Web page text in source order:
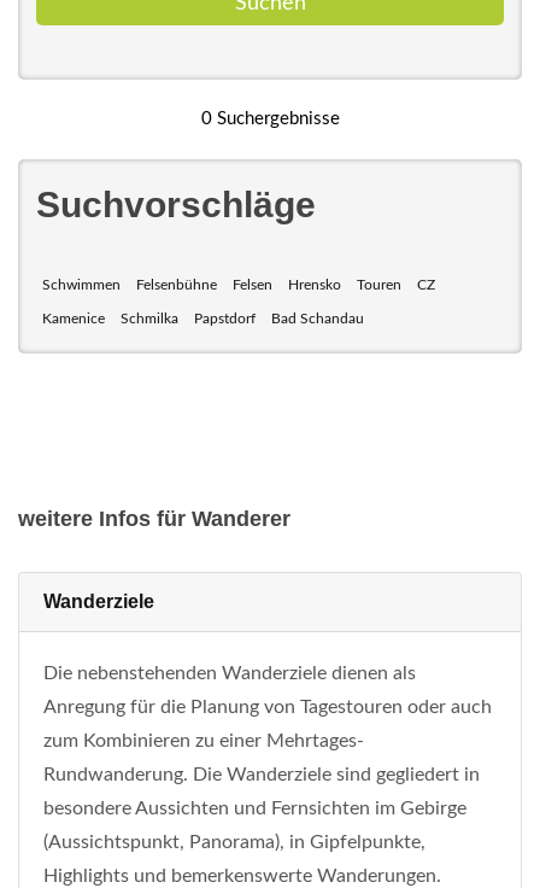
0 Suchergebnisse
Suchvorschläge
Schwimmen Felsenbühne Felsen Hrensko Touren CZ
Kamenice Schmilka Papstdorf Bad Schandau
weitere Infos für Wanderer
Wanderziele
Die nebenstehenden Wanderziele dienen als
Anregung für die Planung von Tagestouren oder auch
zum Kombinieren zu einer Mehrtages-
Rundwanderung. Die Wanderziele sind gegliedert in
besondere Aussichten und Fernsichten im Gebirge
(Aussichtspunkt, Panorama), in Gipfelpunkte,
Highlights und bemerkenswerte Wanderungen.